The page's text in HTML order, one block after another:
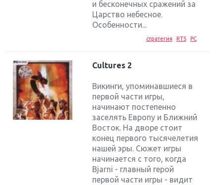
и бесконечных сражений за
Царство небесное.
Особенности...
стратегия RTS PC
Cultures 2
Викинги, упоминавшиеся в
первой части игры,
начинают постепенно
заселять Европу и Ближний
Восток. На дворе стоит
конец первого тысячелетия
нашей эры. Сюжет игры
начинается с того, когда
Bjarni - главный герой
первой части игры - видит
Крупнейшие релизы мая: Nintendo, Microsoft и